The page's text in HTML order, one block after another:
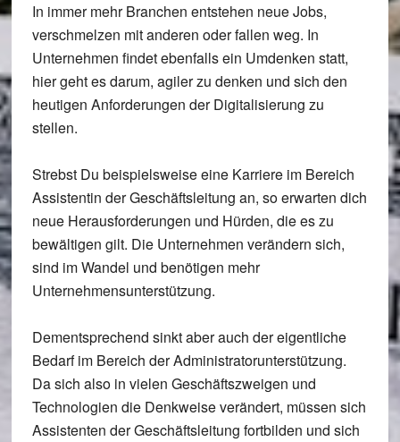
In immer mehr Branchen entstehen neue Jobs,
verschmelzen mit anderen oder fallen weg. In
Unternehmen findet ebenfalls ein Umdenken statt,
hier geht es darum, agiler zu denken und sich den
heutigen Anforderungen der Digitalisierung zu
stellen.
Strebst Du beispielsweise eine Karriere im Bereich
Assistentin der Geschäftsleitung an, so erwarten dich
neue Herausforderungen und Hürden, die es zu
bewältigen gilt. Die Unternehmen verändern sich,
sind im Wandel und benötigen mehr
Unternehmensunterstützung.
Dementsprechend sinkt aber auch der eigentliche
Bedarf im Bereich der Administratorunterstützung.
Da sich also in vielen Geschäftszweigen und
Technologien die Denkweise verändert, müssen sich
Assistenten der Geschäftsleitung fortbilden und sich